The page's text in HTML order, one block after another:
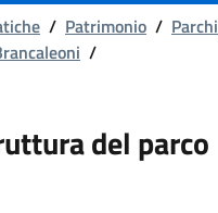
/ Patrimonio / Parchi
/
del parco